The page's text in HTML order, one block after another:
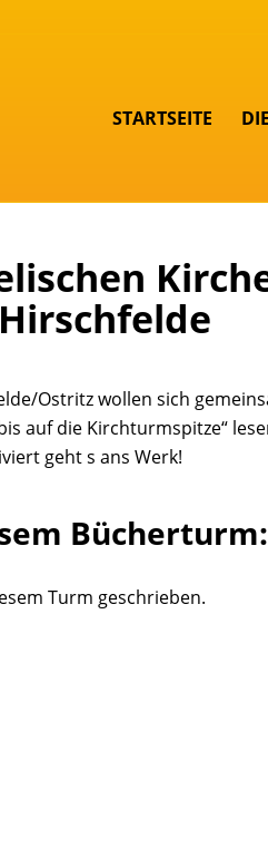
STARTSEITE
Ostritz wollen sich
auf die Kirchturmspitze“
geht s ans Werk!
Bücherturm:
Turm geschrieben.